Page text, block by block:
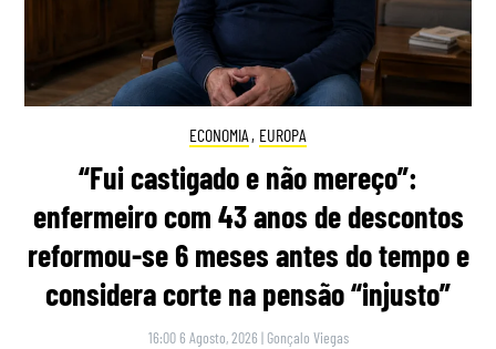
ECONOMIA , EUROPA
“Fui castigado e não mereço”:
enfermeiro com 43 anos de descontos
reformou-se 6 meses antes do tempo e
considera corte na pensão “injusto”
16:00 6 Agosto, 2026 | Gonçalo Viegas